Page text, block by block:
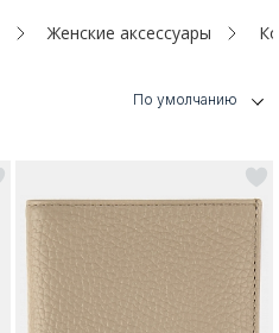
Женские аксессуары
По умолчанию